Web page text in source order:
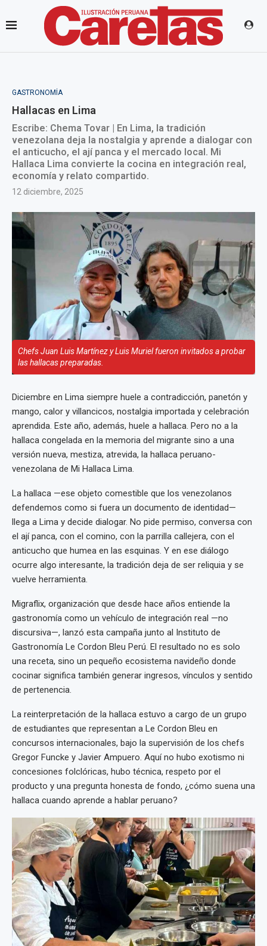
GASTRONOMÍA
Hallacas en Lima
Escribe: Chema Tovar | En Lima, la tradición
venezolana deja la nostalgia y aprende a dialogar con
el anticucho, el ají panca y el mercado local. Mi
Hallaca Lima convierte la cocina en integración real,
economía y relato compartido.
12 diciembre, 2025
Chefs Juan Luis Martínez y Luis Muriel fueron invitados a probar
las hallacas preparadas.
Diciembre en Lima siempre huele a contradicción, panetón y
mango, calor y villancicos, nostalgia importada y celebración
aprendida. Este año, además, huele a hallaca. Pero no a la
hallaca congelada en la memoria del migrante sino a una
versión nueva, mestiza, atrevida, la hallaca peruano-
venezolana de Mi Hallaca Lima.
La hallaca —ese objeto comestible que los venezolanos
defendemos como si fuera un documento de identidad—
llega a Lima y decide dialogar. No pide permiso, conversa con
el ají panca, con el comino, con la parrilla callejera, con el
anticucho que humea en las esquinas. Y en ese diálogo
ocurre algo interesante, la tradición deja de ser reliquia y se
vuelve herramienta.
Migraflix, organización que desde hace años entiende la
gastronomía como un vehículo de integración real —no
discursiva—, lanzó esta campaña junto al Instituto de
Gastronomía Le Cordon Bleu Perú. El resultado no es solo
una receta, sino un pequeño ecosistema navideño donde
cocinar significa también generar ingresos, vínculos y sentido
de pertenencia.
La reinterpretación de la hallaca estuvo a cargo de un grupo
de estudiantes que representan a Le Cordon Bleu en
concursos internacionales, bajo la supervisión de los chefs
Gregor Funcke y Javier Ampuero. Aquí no hubo exotismo ni
concesiones folclóricas, hubo técnica, respeto por el
producto y una pregunta honesta de fondo, ¿cómo suena una
hallaca cuando aprende a hablar peruano?